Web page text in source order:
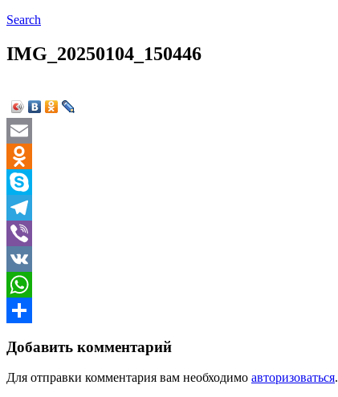
Search
IMG_20250104_150446
Email
Odnoklassniki
Skype
Telegram
Viber
VK
WhatsApp
Добавить комментарий
Для отправки комментария вам необходимо авторизоваться.